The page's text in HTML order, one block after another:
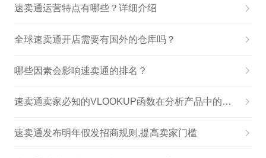
速卖通运营特点有哪些？详细介绍
全球速卖通开店需要有国外的仓库吗？
哪些因素会影响速卖通的排名？
速卖通卖家必知的VLOOKUP函数在分析产品中的运用
速卖通发布明年假发招商规则,提高卖家门槛